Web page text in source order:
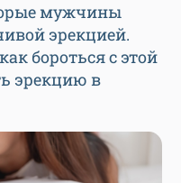
мужчины
эрекцией.
бороться с этой
эрекцию в